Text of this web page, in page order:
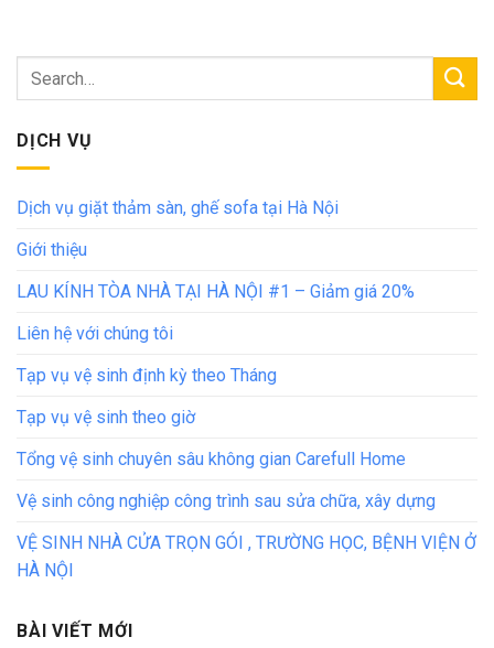
DỊCH VỤ
Dịch vụ giặt thảm sàn, ghế sofa tại Hà Nội
Giới thiệu
LAU KÍNH TÒA NHÀ TẠI HÀ NỘI #1 – Giảm giá 20%
Liên hệ với chúng tôi
Tạp vụ vệ sinh định kỳ theo Tháng
Tạp vụ vệ sinh theo giờ
Tổng vệ sinh chuyên sâu không gian Carefull Home
Vệ sinh công nghiệp công trình sau sửa chữa, xây dựng
VỆ SINH NHÀ CỬA TRỌN GÓI , TRƯỜNG HỌC, BỆNH VIỆN Ở
HÀ NỘI
BÀI VIẾT MỚI